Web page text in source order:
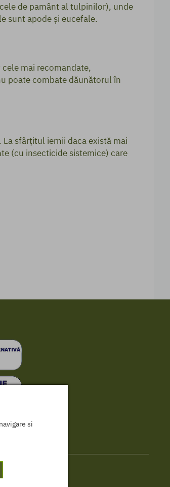
de pamânt al tulpinilor), unde
sunt apode și eucefale.
mai recomandate,
poate combate dăunătorul în
sfârțitul iernii daca există mai
(cu insecticide sistemice) care
rezervate
si